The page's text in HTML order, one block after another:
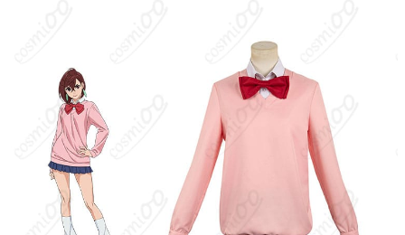
ッチによって若干異なる場合があります）
サイズ
発送予定
加工に7～15営業日、配送に5～7営業日（※
土日祝除く）、合計で12～22営業日程度で
支払い方法
クレジットカード（VISA、Master、JCB、
Discover、AMERICAN EXPRESS）、
PayPal、銀行振込